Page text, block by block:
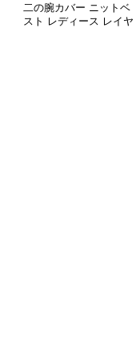
二の腕カバー ニットベ
スト レディース レイヤ